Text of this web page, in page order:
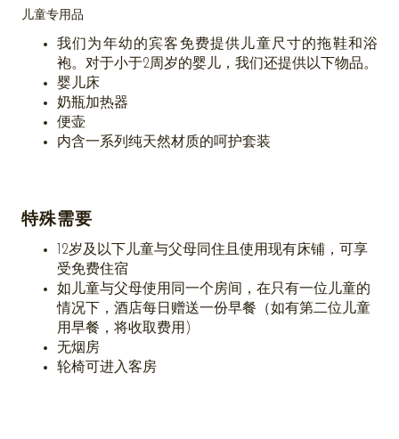
儿童专用品
我们为年幼的宾客免费提供儿童尺寸的拖鞋和浴
袍。对于小于2周岁的婴儿，我们还提供以下物品。
婴儿床
奶瓶加热器
便壶
内含一系列纯天然材质的呵护套装
特殊需要
12岁及以下儿童与父母同住且使用现有床铺，可享
受免费住宿
如儿童与父母使用同一个房间，在只有一位儿童的
情况下，酒店每日赠送一份早餐（如有第二位儿童
用早餐，将收取费用)
无烟房
轮椅可进入客房